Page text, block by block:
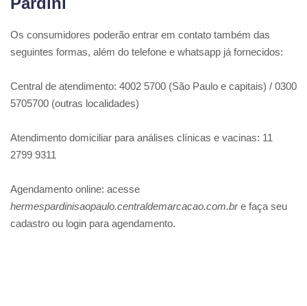
Os consumidores poderão entrar em contato também das
seguintes formas, além do telefone e whatsapp já fornecidos:
Central de atendimento: 4002 5700 (São Paulo e capitais) / 0300
5705700 (outras localidades)
Atendimento domiciliar para análises clínicas e vacinas: 11
2799 9311
Agendamento online: acesse
hermespardinisaopaulo.centraldemarcacao.com.bre faça seu
cadastro ou login para agendamento.